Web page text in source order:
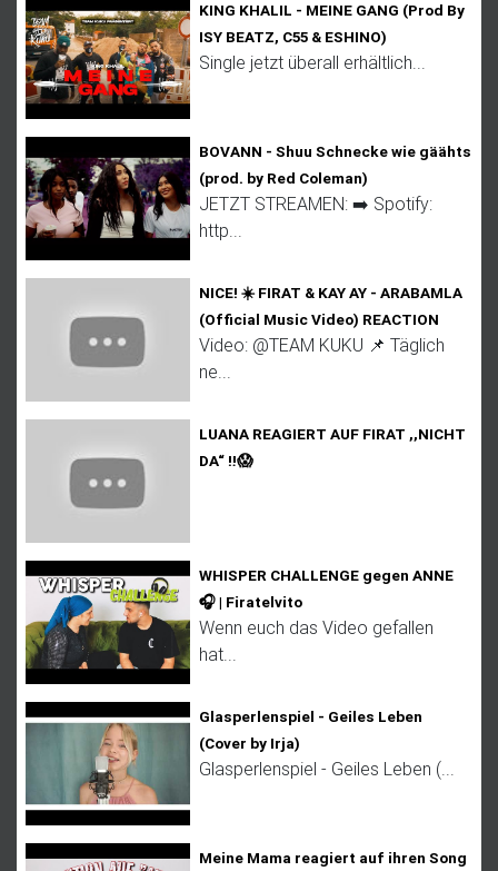
KING KHALIL - MEINE GANG (Prod By
ISY BEATZ, C55 & ESHINO)
Single jetzt überall erhältlich...
BOVANN - Shuu Schnecke wie gäähts
(prod. by Red Coleman)
JETZT STREAMEN: ➡️ Spotify:
http...
NICE! ☀️ FIRAT & KAY AY - ARABAMLA
(Official Music Video) REACTION
Video: @TEAM KUKU 📌 Täglich
ne...
LUANA REAGIERT AUF FIRAT ,,NICHT
DA“ ‼️😱
WHISPER CHALLENGE gegen ANNE
🎧 | Firatelvito
Wenn euch das Video gefallen
hat...
Glasperlenspiel - Geiles Leben
(Cover by Irja)
Glasperlenspiel - Geiles Leben (...
Meine Mama reagiert auf ihren Song